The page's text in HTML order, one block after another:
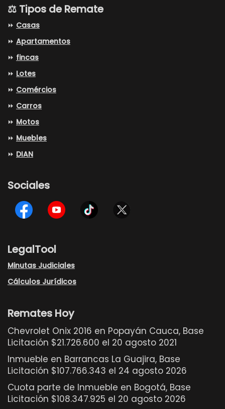
⚖️ Tipos de Remate
⏩ Casas
⏩ Apartamentos
⏩ fincas
⏩ Lotes
⏩ Comércios
⏩ Carros
⏩ Motos
⏩ Muebles
⏩ DIAN
Sociales
LegalTool
Minutas Judiciales
Cálculos Jurídicos
Remates Hoy
Chevrolet Onix 2016 en Popayán Cauca, Base
Licitación $21.726.600 el 20 agosto 2021
Inmueble en Barrancas La Guajira, Base
Licitación $107.766.343 el 24 agosto 2026
Cuota parte de Inmueble en Bogotá, Base
Licitación $108.347.925 el 20 agosto 2026